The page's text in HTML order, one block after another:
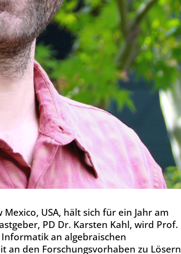
USA, hält sich für ein Jahr am
PD Dr. Karsten Kahl, wird Prof.
an algebraischen
den Forschungsvorhaben zu Lösern